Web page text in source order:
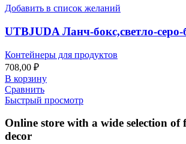
Добавить в список желаний
UTBJUDA Ланч-бокс,светло-
Контейнеры для продуктов
708,00 ₽
В корзину
Сравнить
Быстрый просмотр
Online store with a wide selection
decor